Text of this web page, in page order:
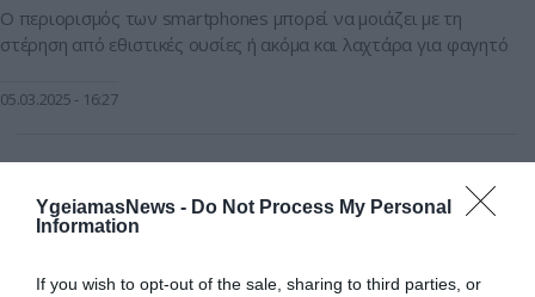
YgeiamasNews - Do Not Process My Personal
Information
If you wish to opt-out of the sale, sharing to third parties, or
Ο περιορισμός των smartphones μπορεί να μοιάζει με τη
στέρηση από εθιστικές ουσίες ή ακόμα και λαχτάρα για φαγητό
05.03.2025 16:27